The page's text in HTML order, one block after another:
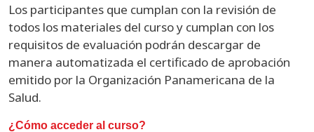
Los participantes que cumplan con la revisión de
todos los materiales del curso y cumplan con los
requisitos de evaluación podrán descargar de
manera automatizada el certificado de aprobación
emitido por la Organización Panamericana de la
Salud.
¿Cómo acceder al curso?